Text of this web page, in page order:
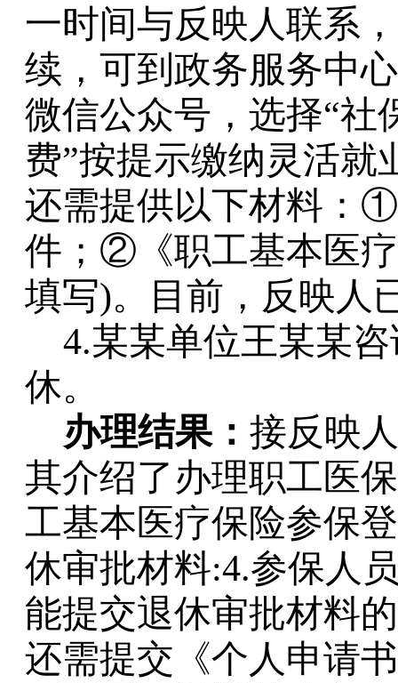
一时间与反映人联系
续，可到政务服务中
微信公众号，选择“社
费”按提示缴纳灵活就
还需提供以下材料：
件；②《职工基本医
填写)。目前，反映人
4.某某单位王某某
休。
办理结果： 接反映
其介绍了办理职工医
工基本医疗保险参保
休审批材料:4.参保人
能提交退休审批材料
还需提交《个人申请